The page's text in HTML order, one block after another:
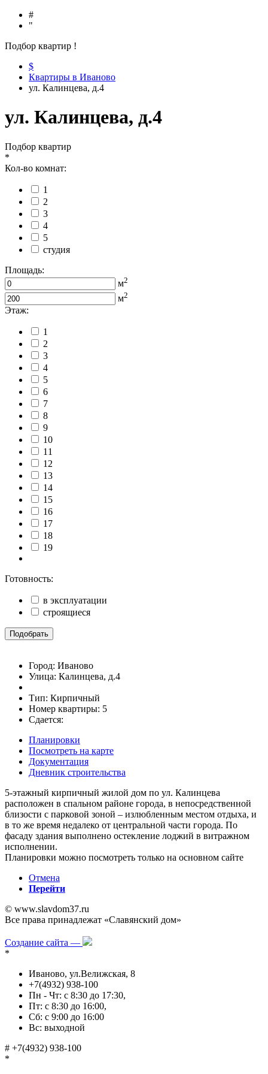
#
"
Подбор квартир !
$
Квартиры в Иваново
ул. Калинцева, д.4
ул. Калинцева, д.4
Подбор квартир
*
Кол-во комнат:
1
2
3
4
5
студия
Площадь:
м2
м2
Этаж:
1
2
3
4
5
6
7
8
9
10
11
12
13
14
15
16
17
18
19
Готовность:
в эксплуатации
строящиеся
Подобрать
Город: Иваново
Улица: Калинцева, д.4
Тип: Кирпичный
Номер квартиры: 5
Сдается:
Планировки
Посмотреть на карте
Документация
Дневник строительства
5-этажный кирпичный жилой дом по ул. Калинцева
расположен в спальном районе города, в непосредственной
близости с парковой зоной – излюбленным местом отдыха, и
в то же время недалеко от центральной части города. По
фасаду здания выполнено остекление лоджий в витражном
исполнении.
Планировки можно посмотреть только на основном сайте
Отмена
Перейти
© www.slavdom37.ru
Все права принадлежат «Славянский дом»
Создание сайта —
*
Иваново, ул.Велижская, 8
+7(4932) 938-100
Пн - Чт: с 8:30 до 17:30,
Пт: с 8:30 до 16:00,
Сб: с 9:00 до 16:00
Вс: выходной
# +7(4932) 938-100
*